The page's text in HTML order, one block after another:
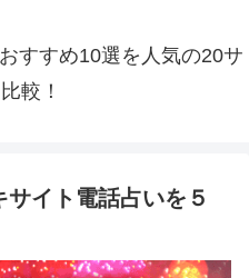
すすめ10選を人気の20サ
較！
イト電話占いを５